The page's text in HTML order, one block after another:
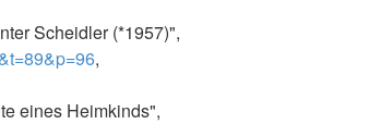
Scheidler (*1957)",
,
eines Heimkinds",